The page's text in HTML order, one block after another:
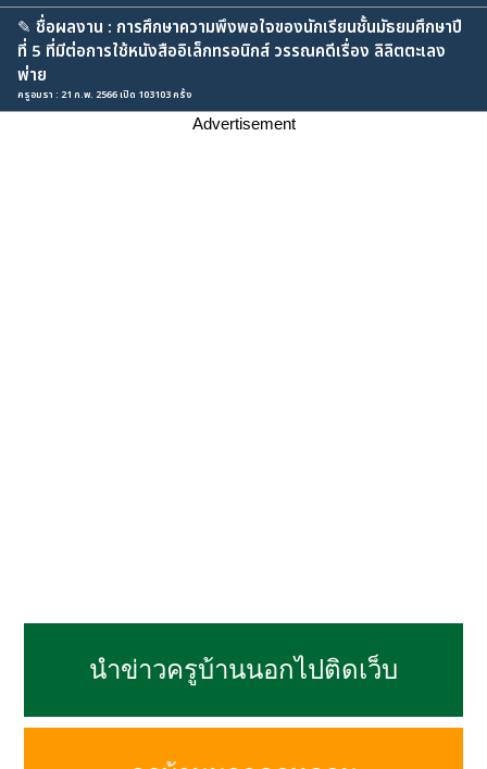
✎ ชื่อผลงาน : การศึกษาความพึงพอใจของนักเรียนชั้นมัธยมศึกษาปี
ที่ 5 ที่มีต่อการใช้หนังสืออิเล็กทรอนิกส์ วรรณคดีเรื่อง ลิลิตตะเลง
พ่าย
ครูอมรา : 21 ก.พ. 2566 เปิด 103103 ครั้ง
Advertisement
นำข่าวครูบ้านนอกไปติดเว็บ